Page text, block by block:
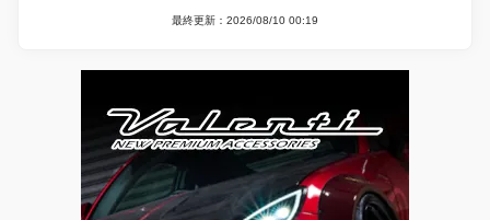
最終更新：2026/08/10 00:19